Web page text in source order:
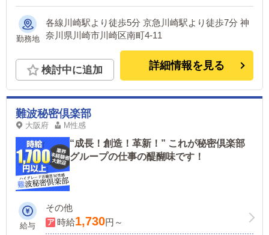
勤務地
各線川崎駅より徒歩5分 京急川崎駅より徒歩7分 神
奈川県川崎市川崎区南町4-11
検討中に追加 詳細情報を見る
難波秘密倶楽部
大阪府 M性感
“成長！創造！革新！” これが秘密倶楽部
グループの仕事の醍醐味です！
給与
その他
時給1,730円～